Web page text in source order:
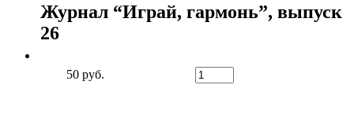
Журнал “Играй, гармонь”, выпуск
26
50 руб.